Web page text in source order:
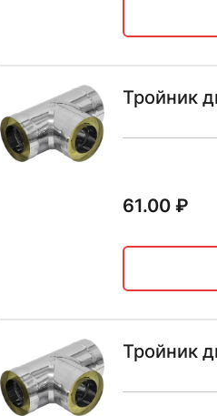
Тройник
61.00₽
Тройник